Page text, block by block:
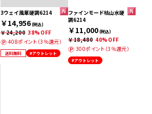
3ウェイ風華硬調6214
￥14,956(税込)
￥24,200 38%OFF
408ポイント（3％還元）
送料無料 #アウトレット
ファインモード枯山水硬
調6214
￥11,000(税込)
￥18,480 40%OFF
300ポイント（3％還元）
#アウトレット